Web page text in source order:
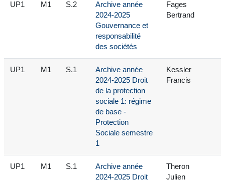
UP1 M1 S.2
Archive année
2024-2025
Gouvernance et
responsabilité
des sociétés
Fages
Bertrand
UP1 M1 S.1
Archive année
2024-2025 Droit
de la protection
sociale 1: régime
de base -
Protection
Sociale semestre
1
Kessler
Francis
UP1 M1 S.1
Archive année
2024-2025 Droit
Theron
Julien